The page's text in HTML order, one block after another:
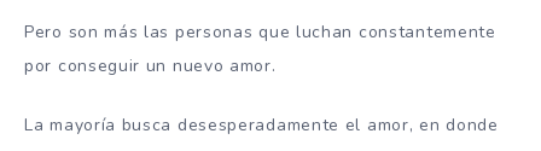
Pero son más las personas que luchan constantemente
por conseguir un nuevo amor.
La mayoría busca desesperadamente el amor, en donde